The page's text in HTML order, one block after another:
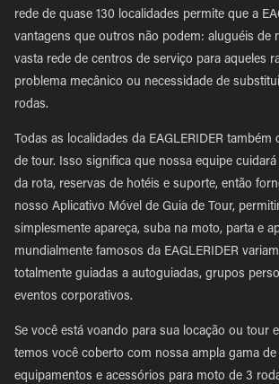
rede de quase 130 localidades permite que a
vantagens que outros não podem: aluguéis de
vasta rede de centros de serviço para aqueles
problema mecânico ou necessidade de
rodas.
Todas as localidades da EAGLERIDER também
de tour. Isso significa que nossa equipe
da rota, reservas de hotéis e suporte, então
nosso Aplicativo Móvel de Guia de Tour,
simplesmente apareça, suba na moto, parta e
mundialmente famosos da EAGLERIDER
totalmente guiadas a autoguiadas, grupos
eventos corporativos.
Se você está voando para sua locação ou tour
temos você coberto com nossa ampla gama de
equipamentos e acessórios para moto de 3